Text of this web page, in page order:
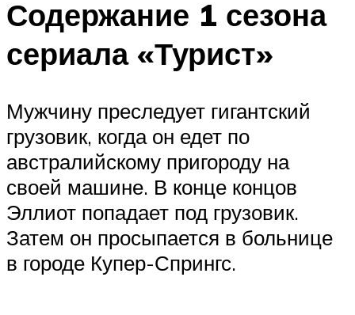
Содержание 1 сезона
сериала «Турист»
Мужчину преследует гигантский
грузовик, когда он едет по
австралийскому пригороду на
своей машине. В конце концов
Эллиот попадает под грузовик.
Затем он просыпается в больнице
в городе Купер-Спрингс.